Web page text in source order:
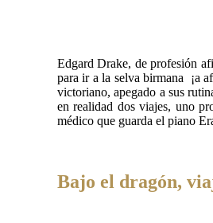
Edgard Drake, de profesión
para ir a la selva birmana ¡a
victoriano, apegado a sus
en realidad dos viajes, uno
médico que guarda el piano
Bajo el dragón,